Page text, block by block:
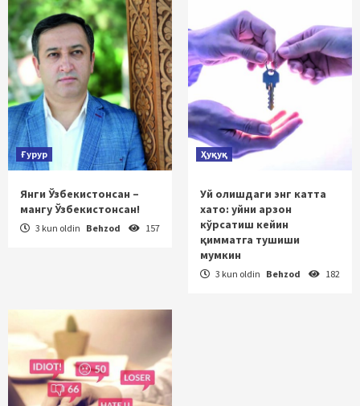
Ғурур
Янги Ўзбекистонсан –
мангу Ўзбекистонсан!
3 kun oldin Behzod 157
Ҳуқуқ
Уй олишдаги энг катта
хато: уйни арзон
кўрсатиш кейин
қимматга тушиши
мумкин
3 kun oldin Behzod 182